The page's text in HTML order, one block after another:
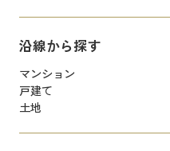
沿線から探す
マンション
戸建て
土地